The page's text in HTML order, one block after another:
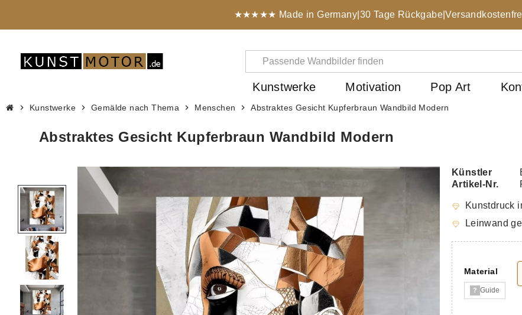
★★★★★ Made in Germany 30 Tage Rückgabe|
Kunstwerke Motivation Pop Art
chevron_right Kunstwerke chevron_right Gemälde nach Thema chevron_right Menschen chevron_right Abstraktes Gesicht Kupferbraun Wandbild Modern
Abstraktes Gesicht Kupferbraun Wandbild Modern
Künstler
Artikel-Nr.
Kunstdruck
Leinwand
Material
? Guide